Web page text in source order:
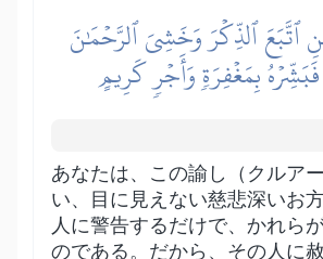
ٱتَّبَعَ ٱلذِّكۡرَ وَخَشِيَ ٱلرَّحۡمَٰنَ
بِمَغۡفِرَةٖ وَأَجۡرٖ كَرِيمٍ
あなたは、この諭し（クルア
い、目に見えない慈悲深いお
人に警告するだけで、かれら
のである。だから、その人に